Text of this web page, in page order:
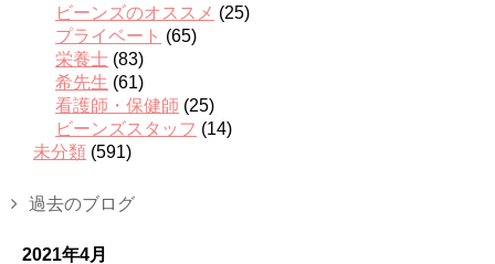
ビーンズのオススメ (25)
プライベート (65)
栄養士 (83)
希先生 (61)
看護師・保健師 (25)
ビーンズスタッフ (14)
未分類 (591)
過去のブログ
2021年4月